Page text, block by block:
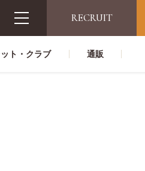
RECRUIT
ト・クラブ 通販